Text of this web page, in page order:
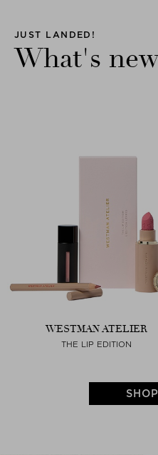
JUST LANDED!
What's new
WESTMAN ATELIER
THE LIP EDITION